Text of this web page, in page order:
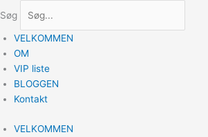
Søg
VELKOMMEN
OM
VIP liste
BLOGGEN
Kontakt
VELKOMMEN